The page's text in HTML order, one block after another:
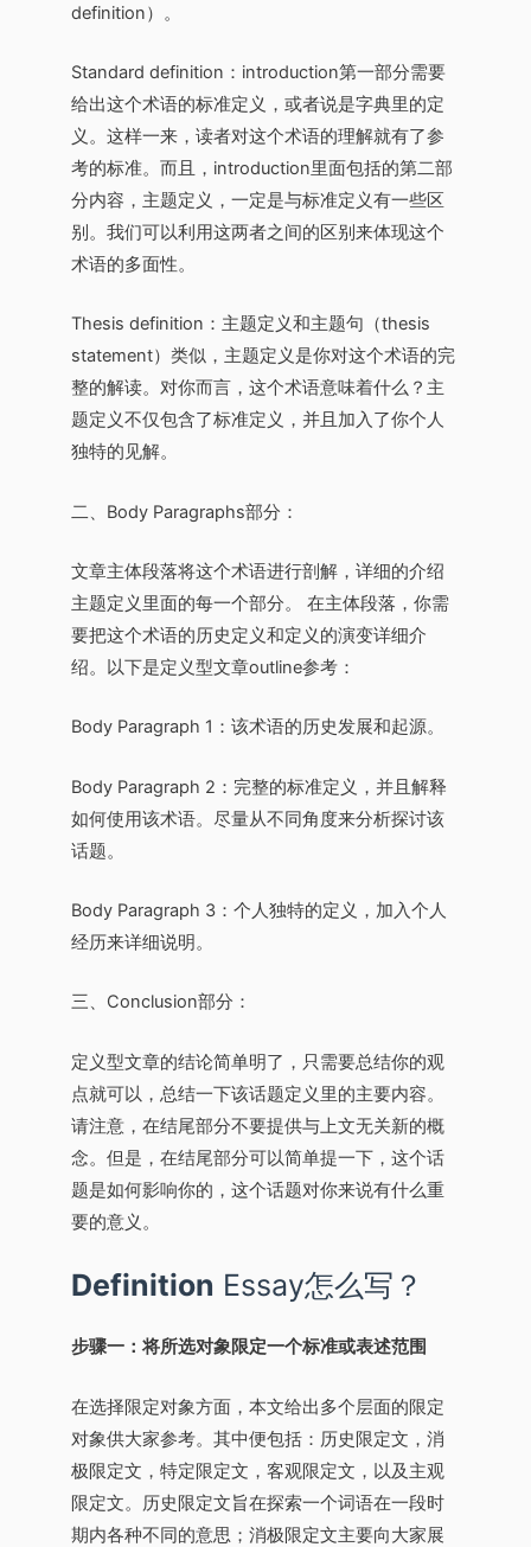
definition）。
Standard definition：introduction第一部分需要
给出这个术语的标准定义，或者说是字典里的定
义。这样一来，读者对这个术语的理解就有了参
考的标准。而且，introduction里面包括的第二部
分内容，主题定义，一定是与标准定义有一些区
别。我们可以利用这两者之间的区别来体现这个
术语的多面性。
Thesis definition：主题定义和主题句（thesis
statement）类似，主题定义是你对这个术语的完
整的解读。对你而言，这个术语意味着什么？主
题定义不仅包含了标准定义，并且加入了你个人
独特的见解。
二、Body Paragraphs部分：
文章主体段落将这个术语进行剖解，详细的介绍
主题定义里面的每一个部分。 在主体段落，你需
要把这个术语的历史定义和定义的演变详细介
绍。以下是定义型文章outline参考：
Body Paragraph 1：该术语的历史发展和起源。
Body Paragraph 2：完整的标准定义，并且解释
如何使用该术语。尽量从不同角度来分析探讨该
话题。
Body Paragraph 3：个人独特的定义，加入个人
经历来详细说明。
三、Conclusion部分：
定义型文章的结论简单明了，只需要总结你的观
点就可以，总结一下该话题定义里的主要内容。
请注意，在结尾部分不要提供与上文无关新的概
念。但是，在结尾部分可以简单提一下，这个话
题是如何影响你的，这个话题对你来说有什么重
要的意义。
Definition Essay怎么写？
步骤一：将所选对象限定一个标准或表述范围
在选择限定对象方面，本文给出多个层面的限定
对象供大家参考。其中便包括：历史限定文，消
极限定文，特定限定文，客观限定文，以及主观
限定文。历史限定文旨在探索一个词语在一段时
期内各种不同的意思；消极限定文主要向大家展